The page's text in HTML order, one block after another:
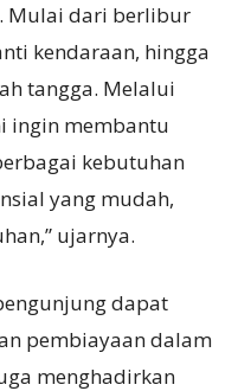
Mulai dari berlibur
kendaraan, hingga
tangga. Melalui
ingin membantu
kebutuhan
yang mudah,
ujarnya.
dapat
pembiayaan dalam
menghadirkan